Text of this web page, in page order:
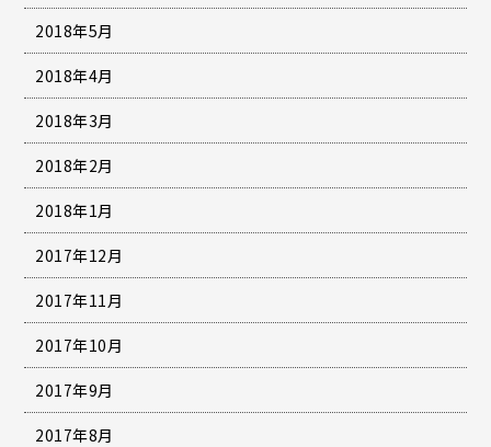
2018年5月
2018年4月
2018年3月
2018年2月
2018年1月
2017年12月
2017年11月
2017年10月
2017年9月
2017年8月